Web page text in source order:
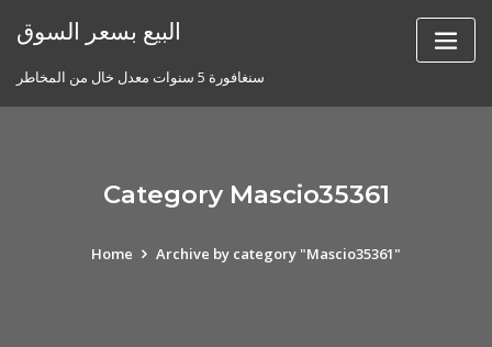
البيع بسعر السوق
سنغافورة 5 سنوات معدل خال من المخاطر
Category Mascio35361
Home Archive by category "Mascio35361"